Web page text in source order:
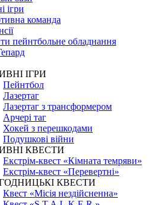
ігри
команда
пейнтбольне обладнання
ІГРИ
Пейнтбол
Лазертаг
Лазертаг з трансформером
Арчері таг
Хокей з перешкодами
Подушкові війни
КВЕСТИ
Екстрім-квест «Кімната темряви»
Екстрім-квест «Перевертні»
КВЕСТИ
Квест «Місія нездійсненна»